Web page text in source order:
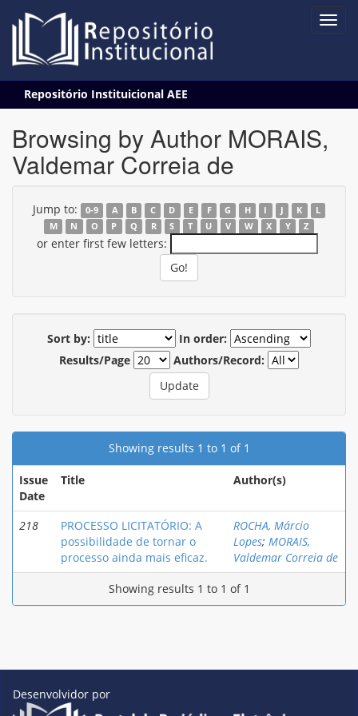
navigation
Repositório Instituicional AEE
Browsing by Author MORAIS,
Valdemar Correia de
Jump to: 0-9 A B C D E F G H I J K
L
M
N O P Q R S T U V W X Y Z
or enter first few letters:
Sort by:
In order:
Results/Page
Authors/Record:
Showing results 1 to 1 of 1
Issue
Date
Title Author(s)
218
PROCESSO LICITATÓRIO: A
possibilidade de tornar o
processo ainda mais eficaz.
ROCHA, Márcio
Lopes; MORAIS,
Valdemar Correia de
Showing results 1 to 1 of 1
Desenvolvidor por